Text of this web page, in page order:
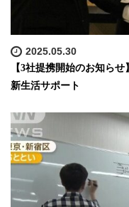
2025.05.30
【3社提携開始のお知ら
新生活サポート